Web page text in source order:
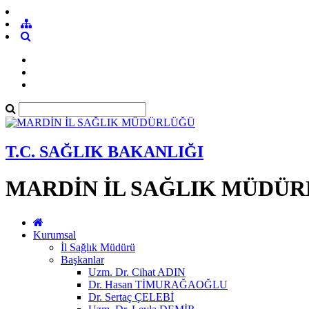
T.C. SAĞLIK BAKANLIĞI
MARDİN İL SAĞLIK
Kurumsal
İl Sağlık Müdürü
Başkanlar
Uzm. Dr. Cihat ADIN
Dr. Hasan TİMURAĞAOĞLU
Dr. Sertaç ÇELEBİ